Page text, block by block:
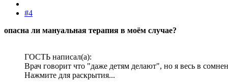
#4
опасна ли мануальная терапия в моём случае?
ГОСТЬ написал(а):
Врач говорит что "даже детям делают", но я весь в
Нажмите для раскрытия...